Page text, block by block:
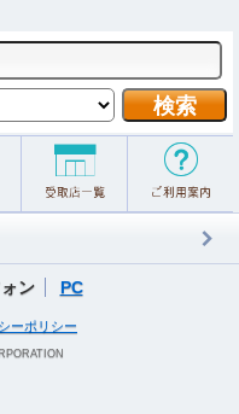
ン PC
ーポリシー